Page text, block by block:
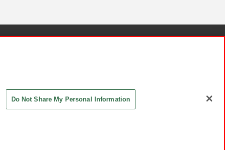
Do Not Share My Personal Information